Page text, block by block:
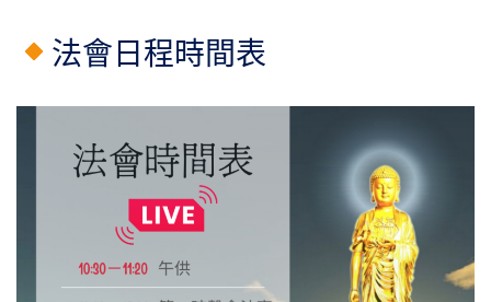
法會日程時間表